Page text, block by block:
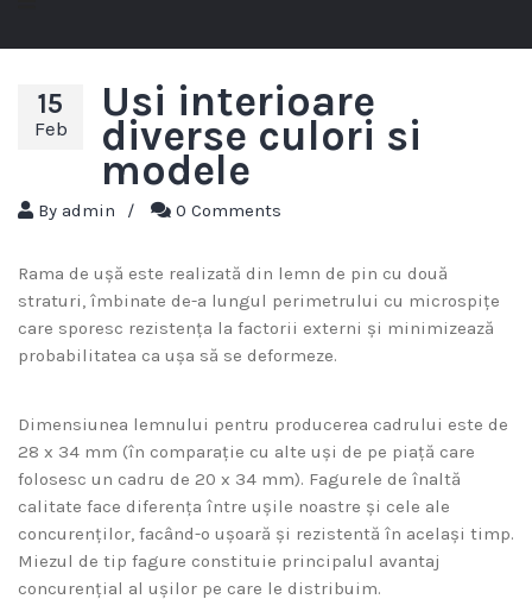
15
Feb
Usi interioare
diverse culori si
modele
By admin / 0 Comments
Rama de ușă este realizată din lemn de pin cu două
straturi, îmbinate de-a lungul perimetrului cu microspițe
care sporesc rezistența la factorii externi și minimizează
probabilitatea ca ușa să se deformeze.
Dimensiunea lemnului pentru producerea cadrului este de
28 x 34 mm (în comparație cu alte uși de pe piață care
folosesc un cadru de 20 x 34 mm). Fagurele de înaltă
calitate face diferența între ușile noastre și cele ale
concurenților, facând-o ușoară și rezistentă în același timp.
Miezul de tip fagure constituie principalul avantaj
concurențial al ușilor pe care le distribuim.